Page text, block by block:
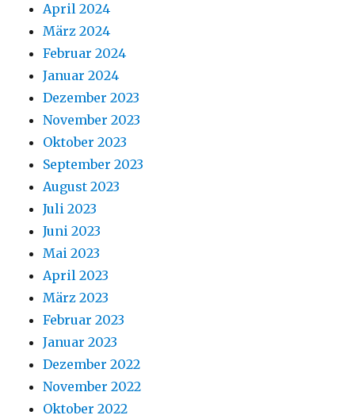
April 2024
März 2024
Februar 2024
Januar 2024
Dezember 2023
November 2023
Oktober 2023
September 2023
August 2023
Juli 2023
Juni 2023
Mai 2023
April 2023
März 2023
Februar 2023
Januar 2023
Dezember 2022
November 2022
Oktober 2022